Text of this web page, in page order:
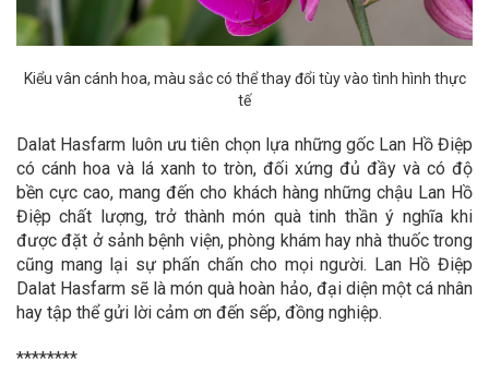
Kiểu vân cánh hoa, màu sắc có thể thay đổi tùy vào tình hình thực
tế
Dalat Hasfarm luôn ưu tiên chọn lựa những gốc Lan Hồ Điệp
có cánh hoa và lá xanh to tròn, đối xứng đủ đầy và có độ
bền cực cao, mang đến cho khách hàng những chậu Lan Hồ
Điệp chất lượng, trở thành món quà tinh thần ý nghĩa khi
được đặt ở sảnh bệnh viện, phòng khám hay nhà thuốc trong
cũng mang lại sự phấn chấn cho mọi người. Lan Hồ Điệp
Dalat Hasfarm sẽ là món quà hoàn hảo, đại diện một cá nhân
hay tập thể gửi lời cảm ơn đến sếp, đồng nghiệp.
********